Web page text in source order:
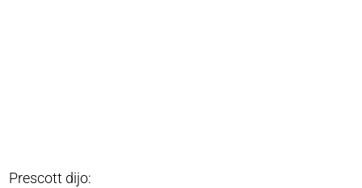
Prescott dijo: